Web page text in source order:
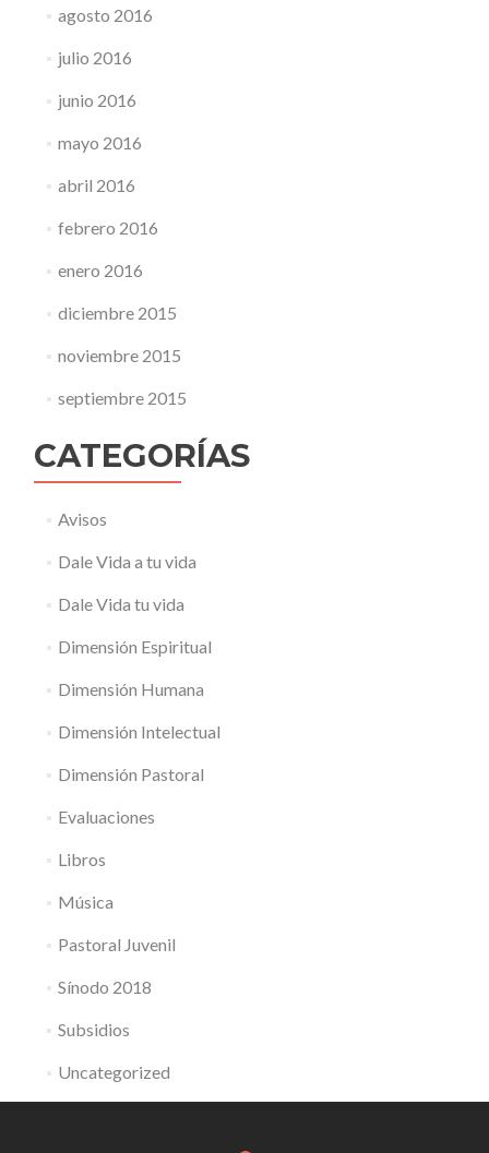
agosto 2016
julio 2016
junio 2016
mayo 2016
abril 2016
febrero 2016
enero 2016
diciembre 2015
noviembre 2015
septiembre 2015
CATEGORÍAS
Avisos
Dale Vida a tu vida
Dale Vida tu vida
Dimensión Espiritual
Dimensión Humana
Dimensión Intelectual
Dimensión Pastoral
Evaluaciones
Libros
Música
Pastoral Juvenil
Sínodo 2018
Subsidios
Uncategorized